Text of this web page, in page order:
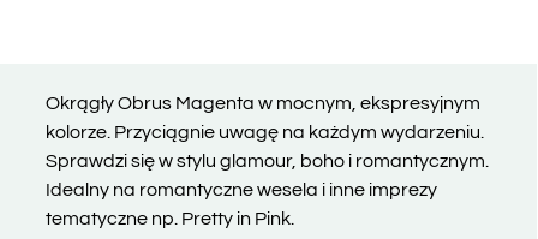
Okrągły Obrus Magenta w mocnym, ekspresyjnym
kolorze. Przyciągnie uwagę na każdym wydarzeniu.
Sprawdzi się w stylu glamour, boho i romantycznym.
Idealny na romantyczne wesela i inne imprezy
tematyczne np. Pretty in Pink.